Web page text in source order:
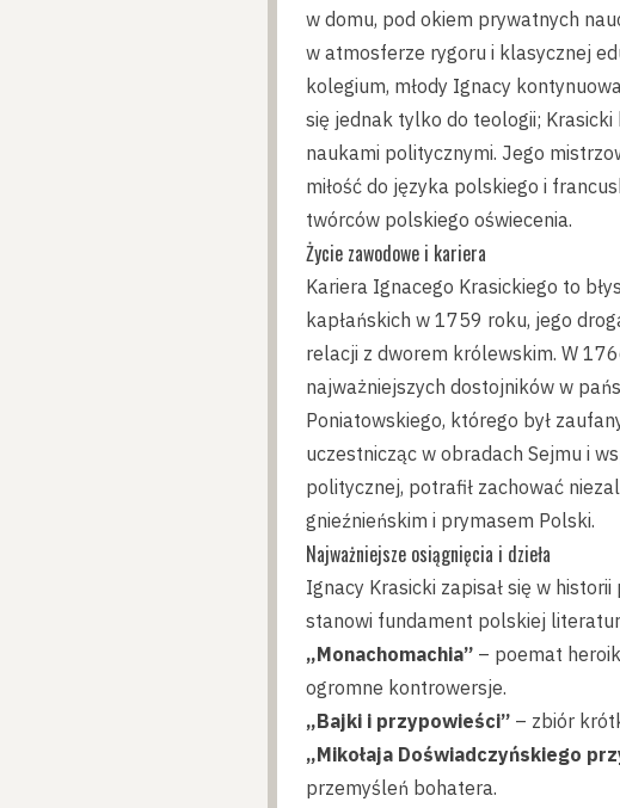
w domu, pod okiem prywatnych
w atmosferze rygoru i klasycznej
kolegium, młody Ignacy
się jednak tylko do teologii; Krasicki
naukami politycznymi. Jego
miłość do języka polskiego i
twórców polskiego oświecenia.
Życie zawodowe i kariera
Kariera Ignacego Krasickiego to
kapłańskich w 1759 roku, jego
relacji z dworem królewskim. W
najważniejszych dostojników w
Poniatowskiego, którego był
uczestnicząc w obradach Sejmu i
politycznej, potrafił zachować
gnieźnieńskim i prymasem Polski.
Najważniejsze osiągnięcia i dzieła
Ignacy Krasicki zapisał się w
stanowi fundament polskiej
„Monachomachia” – poemat
ogromne kontrowersje.
„Bajki i przypowieści” – zbiór
„Mikołaja Doświadczyńskiego
przemyśleń bohatera.